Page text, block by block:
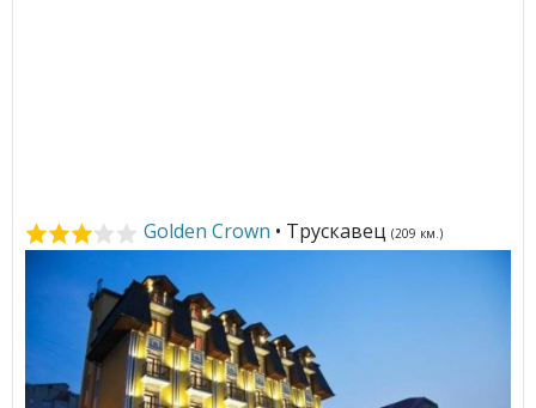
Golden Crown • Трускавец (209 км.)